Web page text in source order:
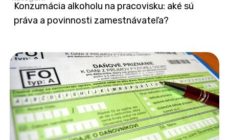
Konzumácia alkoholu na pracovisku: aké sú
práva a povinnosti zamestnávateľa?